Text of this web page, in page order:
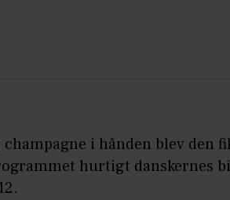
i hånden blev den
hurtigt danskernes